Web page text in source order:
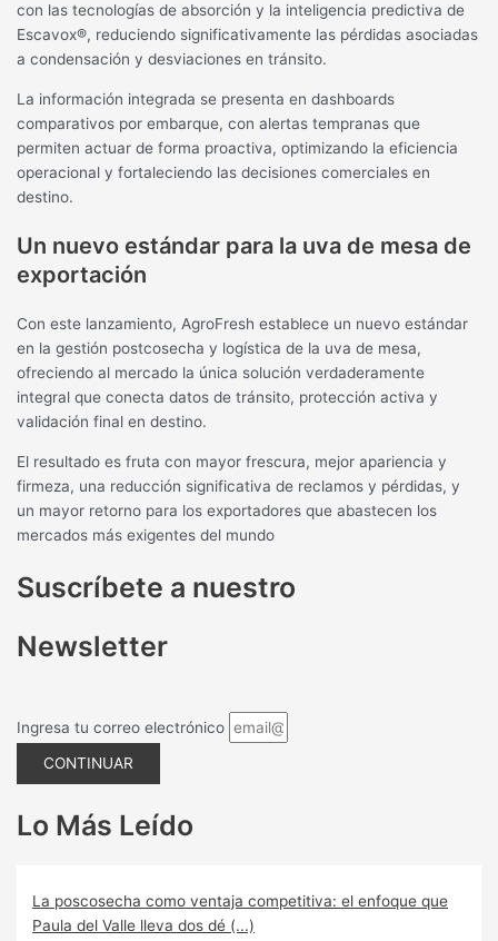
con las tecnologías de absorción y la inteligencia predictiva de
Escavox®, reduciendo significativamente las pérdidas asociadas
a condensación y desviaciones en tránsito.
La información integrada se presenta en dashboards
comparativos por embarque, con alertas tempranas que
permiten actuar de forma proactiva, optimizando la eficiencia
operacional y fortaleciendo las decisiones comerciales en
destino.
Un nuevo estándar para la uva de mesa de
exportación
Con este lanzamiento, AgroFresh establece un nuevo estándar
en la gestión postcosecha y logística de la uva de mesa,
ofreciendo al mercado la única solución verdaderamente
integral que conecta datos de tránsito, protección activa y
validación final en destino.
El resultado es fruta con mayor frescura, mejor apariencia y
firmeza, una reducción significativa de reclamos y pérdidas, y
un mayor retorno para los exportadores que abastecen los
mercados más exigentes del mundo
Suscríbete a nuestro
Newsletter
Ingresa tu correo electrónico
CONTINUAR
Lo Más Leído
La poscosecha como ventaja competitiva: el enfoque que
Paula del Valle lleva dos dé (...)